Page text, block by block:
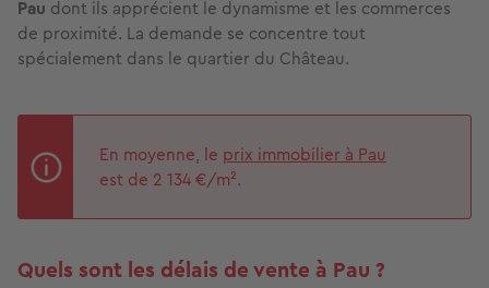
Pau dont ils apprécient le dynamisme et les commerces
de proximité. La demande se concentre tout
spécialement dans le quartier du Château.
En moyenne, le prix immobilier à Pau
est de 2 134 €/m².
Quels sont les délais de vente à Pau ?